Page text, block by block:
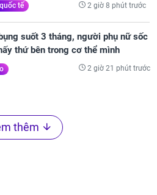
tế 2 giờ 8 phút trước
suốt 3 tháng, người phụ nữ sốc
thứ bên trong cơ thể mình
2 giờ 21 phút trước
thêm